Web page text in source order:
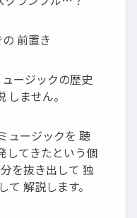
の 前置き
ージックの歴史
しません。
ュージックを 聴
してきたという個
を抜き出して 独
て 解説します。